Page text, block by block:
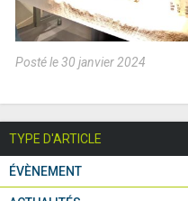
Posté le 30 janvier 2024
TYPE D'ARTICLE
ÉVÈNEMENT